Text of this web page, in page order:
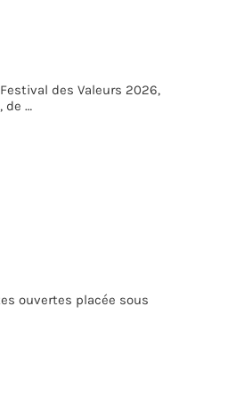
des Valeurs 2026,
de …
ouvertes placée sous